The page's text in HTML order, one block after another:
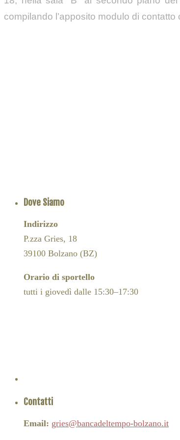
compilando l’apposito modulo di contatto
Dove Siamo
Indirizzo
P.zza Gries, 18
39100 Bolzano (BZ)
Orario di sportello
tutti i giovedì dalle 15:30–17:30
Contatti
Email: gries@bancadeltempo-bolzano.it